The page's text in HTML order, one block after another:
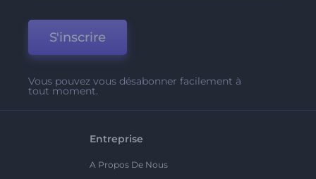
S'inscrire
Vous pouvez vous désabonner facilement à
tout moment.
Entreprise
A Propos De Nous